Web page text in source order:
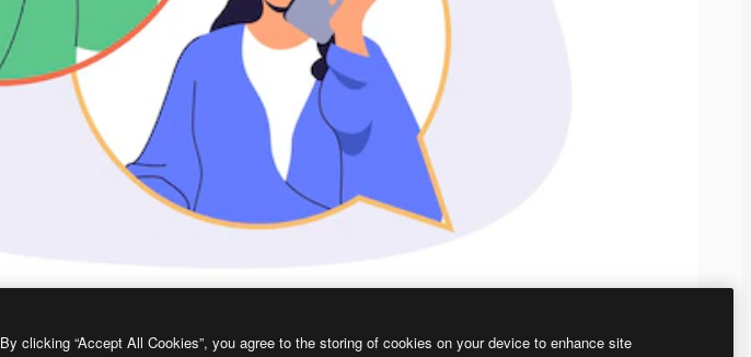
By clicking “Accept All Cookies”, you agree to the storing of cookies on your device to enhance site